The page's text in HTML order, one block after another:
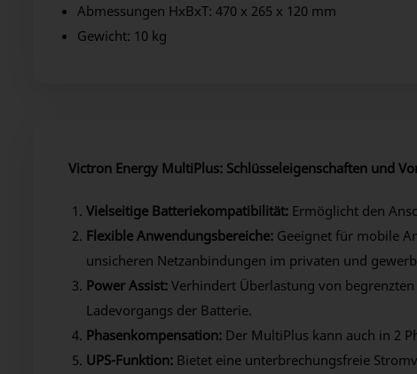
Abmessungen HxBxT: 470 x 265 x 120 mm
Gewicht: 10 kg
Victron Energy MultiPlus: Schlüsseleigenschaften und
Vielseitige Batteriekompatibilität: Ermöglicht den
Flexible Anwendungsbereiche: Geeignet für mobile
unsicheren Netzanbindungen im privaten und
Power Assist: Verhindert Überlastung von
Ladevorgangs der Batterie.
Phasenkompensation: Der MultiPlus kann auch in 2
UPS-Funktion: Bietet eine unterbrechungsfreie